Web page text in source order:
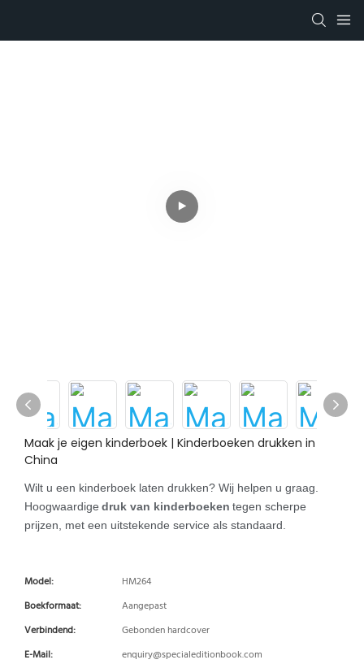
Maak je eigen kinderboek | Kinderboeken drukken in
China
Wilt u een kinderboek laten drukken? Wij helpen u graag.
Hoogwaardige druk van kinderboeken tegen scherpe
prijzen, met een uitstekende service als standaard.
Model:
HM264
Boekformaat:
Aangepast
Verbindend:
Gebonden hardcover
E-Mail:
enquiry@specialeditionbook.com